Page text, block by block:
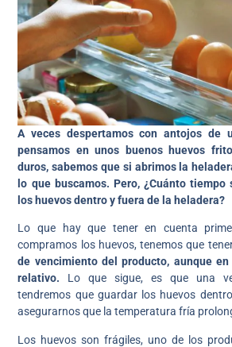
A veces despertamos con antojos de
pensamos en unos buenos huevos
duros, sabemos que si abrimos la
lo que buscamos. Pero, ¿Cuánto tiempo
los huevos dentro y fuera de la heladera?
Lo que hay que tener en cuenta
compramos los huevos, tenemos que
de vencimiento del producto, aunque
relativo. Lo que sigue, es que una
tendremos que guardar los huevos
asegurarnos que la temperatura fría
Los huevos son frágiles, uno de los